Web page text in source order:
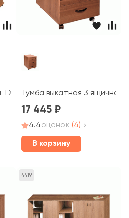
ТЖ 205 Prestige
Тумба выкатная 3
17 445
4.4оценок (4)
В корзину
4419